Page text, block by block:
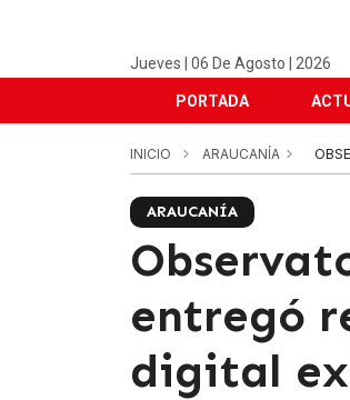
Jueves | 06 De Agosto | 2026
PORTADA
INICIO ARAUCANÍA
ARAUCANÍA
entregó
digital